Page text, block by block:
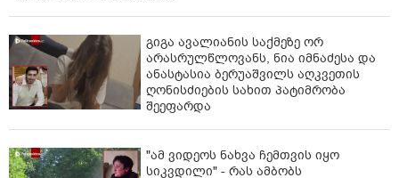
გიგა ავალიანის საქმეზე ორ
არასრულწლოვანს, ნია იმნაძესა და
ანასტასია ბერუაშვილს აღკვეთის
ღონისძიების სახით პატიმრობა
შეეფარდა
"ამ ვიდეოს ნახვა ჩემთვის იყო
სიკვდილი" - რას ამბობს